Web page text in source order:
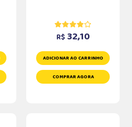
R$ 32,10
ADICIONAR AO CARRINHO
COMPRAR AGORA